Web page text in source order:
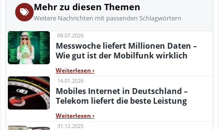
Mehr zu diesen Themen
Weitere Nachrichten mit passenden Schlagwörtern
09.07.2026
Messwoche liefert Millionen Daten –
Wie gut ist der Mobilfunk wirklich
Weiterlesen ›
14.01.2026
Mobiles Internet in Deutschland –
Telekom liefert die beste Leistung
Weiterlesen ›
31.12.2025